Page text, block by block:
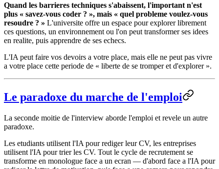
Quand les barrieres techniques s'abaissent, l'important n'est
plus « savez-vous coder ? », mais « quel probleme voulez-vous
resoudre ? » L'universite offre un espace pour explorer librement
ces questions, un environnement ou l'on peut transformer ses idees
en realite, puis apprendre de ses echecs.
L'IA peut faire vos devoirs a votre place, mais elle ne peut pas vivre
a votre place cette periode de « liberte de se tromper et d'explorer ».
Le paradoxe du marche de l'emploi
La seconde moitie de l'interview aborde l'emploi et revele un autre
paradoxe.
Les etudiants utilisent l'IA pour rediger leur CV, les entreprises
utilisent l'IA pour trier les CV. Tout le cycle de recrutement se
transforme en monologue face a un ecran — d'abord face a l'IA pour